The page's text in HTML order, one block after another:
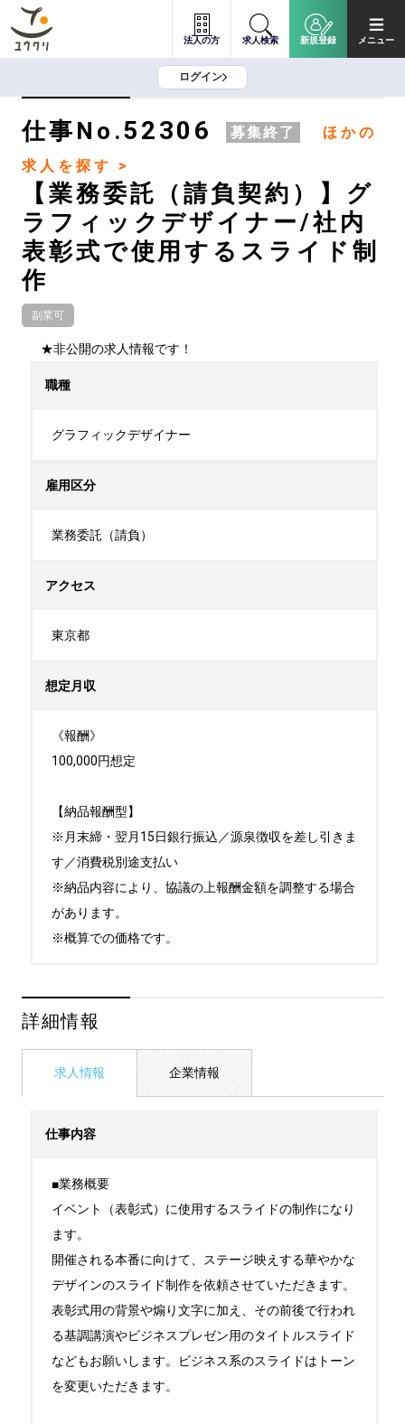
法人の方 求人検索 新規登録 メニュー
ログイン
仕事No.52306 募集終了
ほかの
求人を探す >
【業務委託（請負契約）】グ
ラフィックデザイナー/社内
表彰式で使用するスライド制
作
副業可
★非公開の求人情報です！
職種
グラフィックデザイナー
雇用区分
業務委託（請負）
アクセス
東京都
想定月収
《報酬》
100,000円想定
【納品報酬型】
※月末締・翌月15日銀行振込／源泉徴収を差し引きま
す／消費税別途支払い
※納品内容により、協議の上報酬金額を調整する場合
があります。
※概算での価格です。
詳細情報
求人情報 企業情報
仕事内容
■業務概要
イベント（表彰式）に使用するスライドの制作になり
ます。
開催される本番に向けて、ステージ映えする華やかな
デザインのスライド制作を依頼させていただきます。
表彰式用の背景や煽り文字に加え、その前後で行われ
る基調講演やビジネスプレゼン用のタイトルスライド
などもお願いします。ビジネス系のスライドはトーン
を変更いただきます。